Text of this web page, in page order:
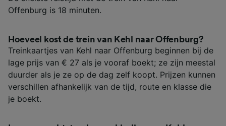
Offenburg is 18 minuten.
Hoeveel kost de trein van Kehl naar Offenburg?
Treinkaartjes van Kehl naar Offenburg beginnen bij de
lage prijs van € 27 als je vooraf boekt; ze zijn meestal
duurder als je ze op de dag zelf koopt. Prijzen kunnen
verschillen afhankelijk van de tijd, route en klasse die
je boekt.